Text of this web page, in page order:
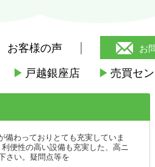
お客様の声 お
▶ 戸越銀座店 ▶ 売買セ
パークハビオ武蔵小山
備わっておりとても充実していま
便性の高い設備も充実した、高ニ
さい。疑問点等を